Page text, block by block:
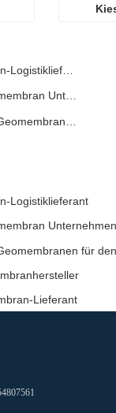
Fabrikdirektexport Geomembran Unternehmen
Logistiklieferant
Unternehmen
für
Lieferant